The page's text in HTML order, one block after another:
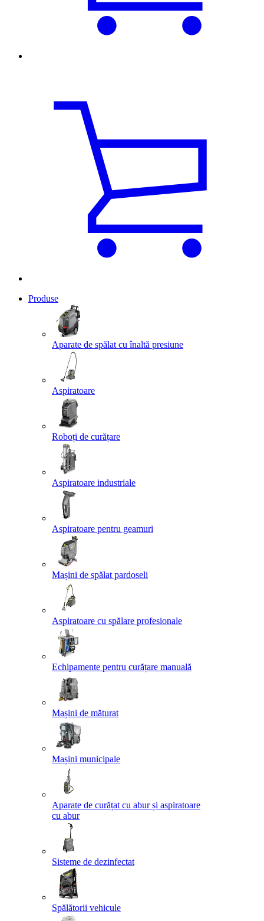
Produse
Aparate de spălat cu înaltă presiune
Aspiratoare
Roboți de curățare
Aspiratoare industriale
Aspiratoare pentru geamuri
Mașini de spălat pardoseli
Aspiratoare cu spălare profesionale
Echipamente pentru curățare manuală
Mașini de măturat
Mașini municipale
Aparate de curățat cu abur și aspiratoare
cu abur
Sisteme de dezinfectat
Spălătorii vehicule